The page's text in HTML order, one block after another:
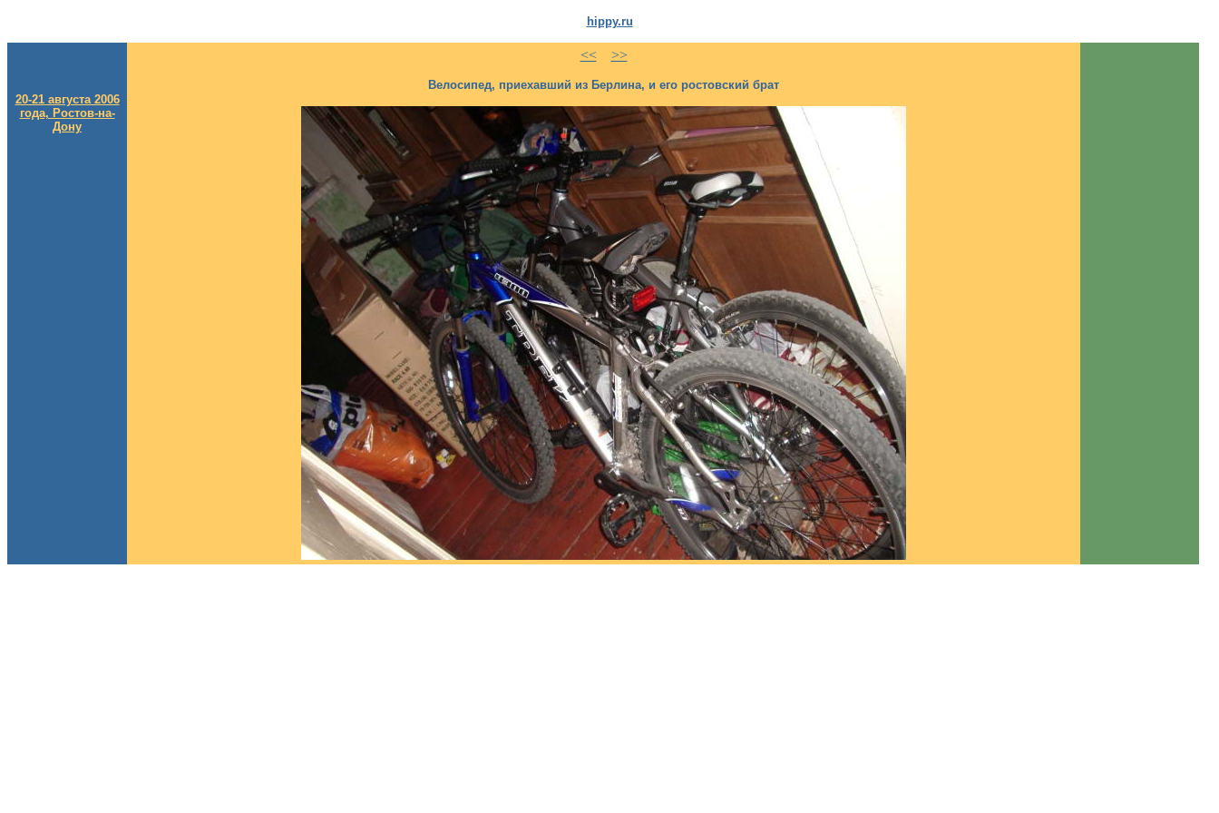
hippy.ru
20-21 августа 2006
года, Ростов-на-
Дону
<< >>
Велосипед, приехавший из Берлина, и его ростовский брат